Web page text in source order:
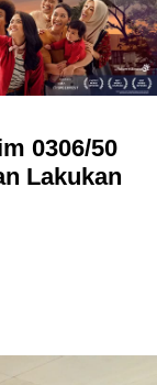
0306/50
Lakukan